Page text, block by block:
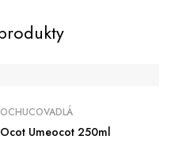
OCHUCOVADLÁ
Ocot Umeocot 250ml